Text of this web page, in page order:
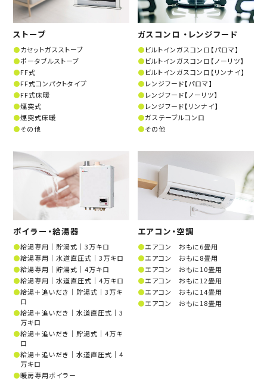
ストーブ
カセットガスストーブ
ポータブルストーブ
FF式
FF式コンパクトタイプ
FF式床暖
煙突式
煙突式床暖
その他
ガスコンロ ・レンジフード
ビルトインガスコンロ【パロマ】
ビルトインガスコンロ【ノーリツ】
ビルトインガスコンロ【リンナイ】
レンジフード【パロマ】
レンジフード【ノーリツ】
レンジフード【リンナイ】
ガステーブルコンロ
その他
ボイラー・給湯器
給湯専用│貯湯式│3万キロ
給湯専用│水道直圧式│3万キロ
給湯専用│貯湯式│4万キロ
給湯専用│水道直圧式│4万キロ
給湯＋追いだき│貯湯式│3万キ
ロ
給湯＋追いだき│水道直圧式│3
万キロ
給湯＋追いだき│貯湯式│4万キ
ロ
給湯＋追いだき│水道直圧式│4
万キロ
暖房専用ボイラー
エアコン・空調
エアコン おもに6畳用
エアコン おもに8畳用
エアコン おもに10畳用
エアコン おもに12畳用
エアコン おもに14畳用
エアコン おもに18畳用